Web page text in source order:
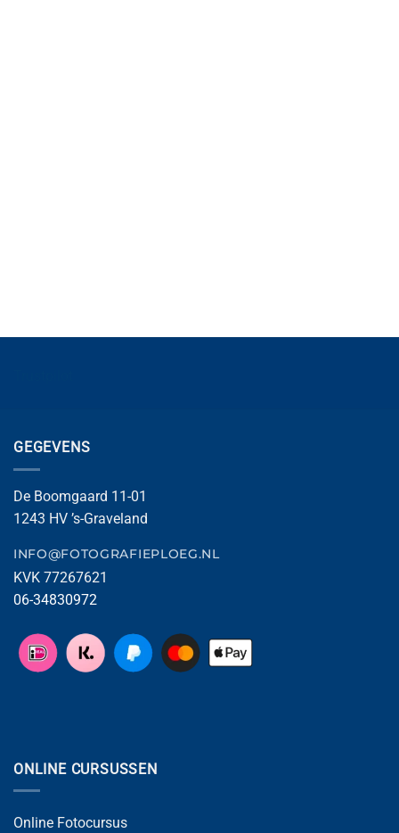
GEGEVENS
De Boomgaard 11-01
1243 HV ’s-Graveland
INFO@FOTOGRAFIEPLOEG.NL
KVK 77267621
06-34830972
ONLINE CURSUSSEN
Online Fotocursus